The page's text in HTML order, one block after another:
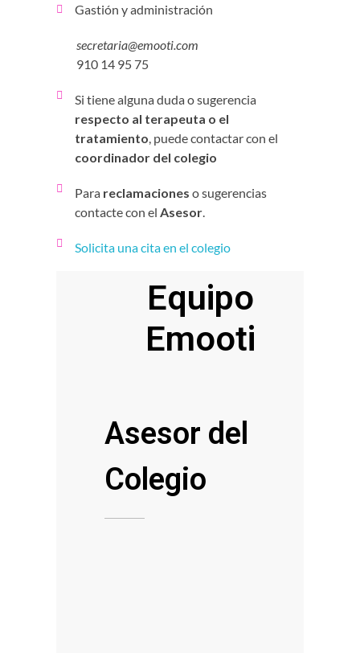
Gastión y administración
secretaria@emooti.com
910 14 95 75
Si tiene alguna duda o sugerencia
respecto al terapeuta o el
tratamiento, puede contactar con el
coordinador del colegio
Para reclamaciones o sugerencias
contacte con el Asesor.
Solicita una cita en el colegio
Equipo
Emooti
Asesor del
Colegio